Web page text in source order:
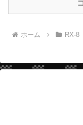
ホーム RX-8